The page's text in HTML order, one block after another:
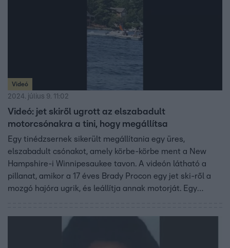
Videó
2024. július 9. 11:02
Videó: jet skiről ugrott az elszabadult
motorcsónakra a tini, hogy megállítsa
Egy tinédzsernek sikerült megállítania egy üres,
elszabadult csónakot, amely körbe-körbe ment a New
Hampshire-i Winnipesaukee tavon. A videón látható a
pillanat, amikor a 17 éves Brady Procon egy jet ski-ről a
mozgó hajóra ugrik, és leállítja annak motorját. Egy
vízi jármű. A hős tini, aki ősszel csatlakozik az amerikai
haditengerészethez, a helyi tévének azt mondta, az